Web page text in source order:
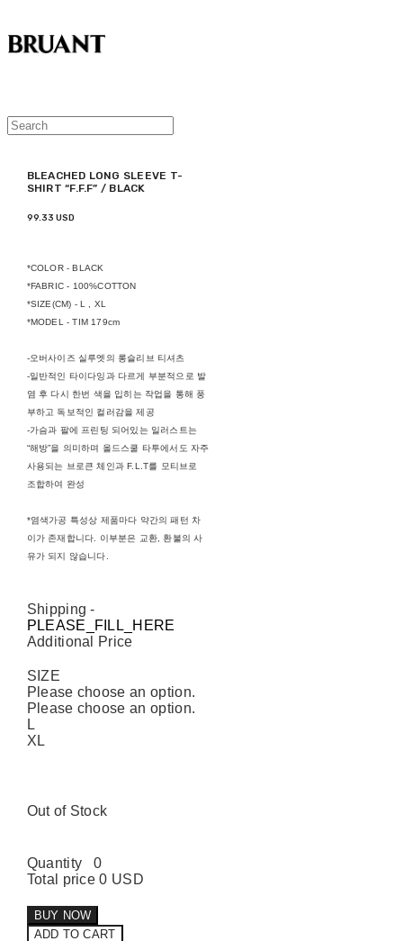
BLEACHED LONG SLEEVE T-
SHIRT “F.F.F” / BLACK
99.33 USD
*COLOR - BLACK
*FABRIC - 100%COTTON
*SIZE(CM) - L , XL
*MODEL - TIM 179cm
-오버사이즈 실루엣의 롱슬리브 티셔츠
-일반적인 타이다잉과 다르게 부분적으로 발
염 후 다시 한번 색을 입히는 작업을 통해 풍
부하고 독보적인 컬러감을 제공
-가슴과 팔에 프린팅 되어있는 일러스트는
“해방”을 의미하며 올드스쿨 타투에서도 자주
사용되는 브로큰 체인과 F.L.T를 모티브로
조합하여 완성
*염색가공 특성상 제품마다 약간의 패턴 차
이가 존재합니다. 이부분은 교환, 환불의 사
유가 되지 않습니다.
Shipping-
PLEASE_FILL_HERE
Additional Price
SIZE
Please choose an option.
Please choose an option.
L
XL
Out of Stock
Quantity
0
Total price 0 USD
BUY NOW
ADD TO CART